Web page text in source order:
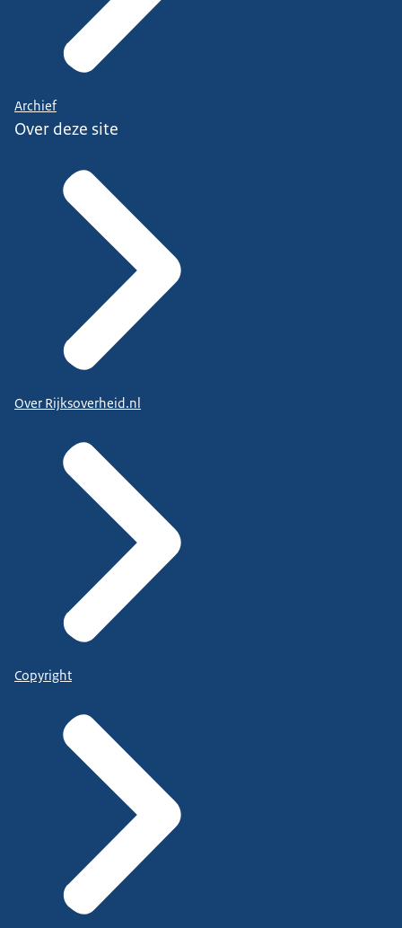
Archief
Over deze site
Over Rijksoverheid.nl
Copyright